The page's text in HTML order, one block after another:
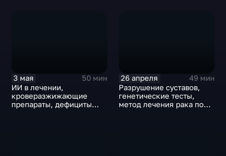
3 мая
50 мин
ИИ в лечении,
кроверазжижающие
препараты, дефициты
26 апреля
49 мин
Разрушение суставов,
генетические тесты,
метод лечения рака по